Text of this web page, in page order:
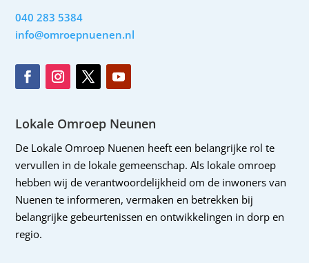
040 283 5384
info@omroepnuenen.nl
Lokale Omroep Neunen
De Lokale Omroep Nuenen heeft een belangrijke rol te
vervullen in de lokale gemeenschap. Als lokale omroep
hebben wij de verantwoordelijkheid om de inwoners van
Nuenen te informeren, vermaken en betrekken bij
belangrijke gebeurtenissen en ontwikkelingen in dorp en
regio.